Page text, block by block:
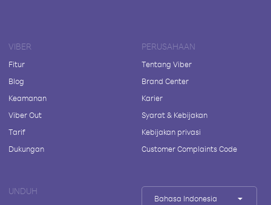
VIBER
Fitur
Blog
Keamanan
Viber Out
Tarif
Dukungan
PERUSAHAAN
Tentang Viber
Brand Center
Karier
Syarat & Kebijakan
Kebijakan privasi
Customer Complaints Code
UNDUH
Bahasa Indonesia